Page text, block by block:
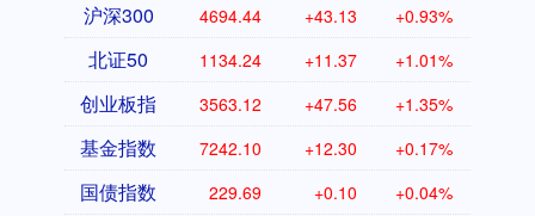
沪深300 4694.44 +43.13 +0.93%
北证50 1134.24 +11.37 +1.01%
创业板指 3563.12 +47.56 +1.35%
基金指数 7242.10 +12.30 +0.17%
国债指数 229.69 +0.10 +0.04%